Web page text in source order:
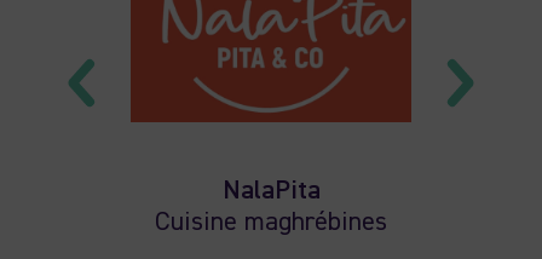
NalaPita
Cuisine maghrébines